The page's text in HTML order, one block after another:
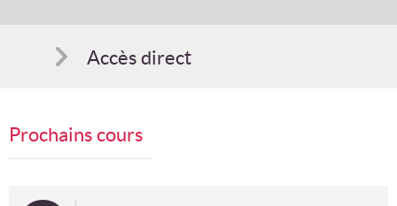
Accès direct
Suggestions
Prochains cours